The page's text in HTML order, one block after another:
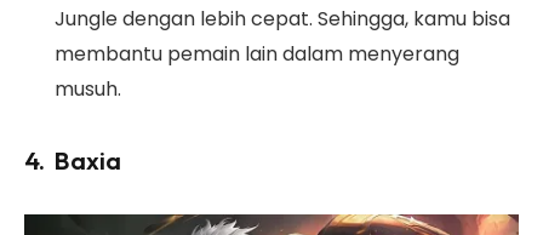
Jungle dengan lebih cepat. Sehingga, kamu bisa
membantu pemain lain dalam menyerang
musuh.
4. Baxia